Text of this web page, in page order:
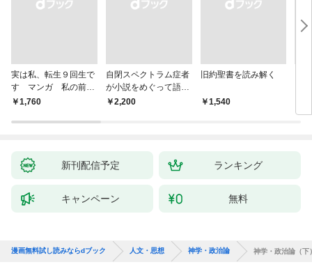
実は私、転生９回生で
す マンガ 私の前世
物語
￥1,760
自閉スペクトラム症者
が小説をめぐって語り
あう
￥2,200
旧約聖書を読み解く
￥1,540
新刊配信予定 ランキング
キャンペーン 無料
漫画無料試し読みならdブック 人文・思想 神学・政治論 神学・政治論（下